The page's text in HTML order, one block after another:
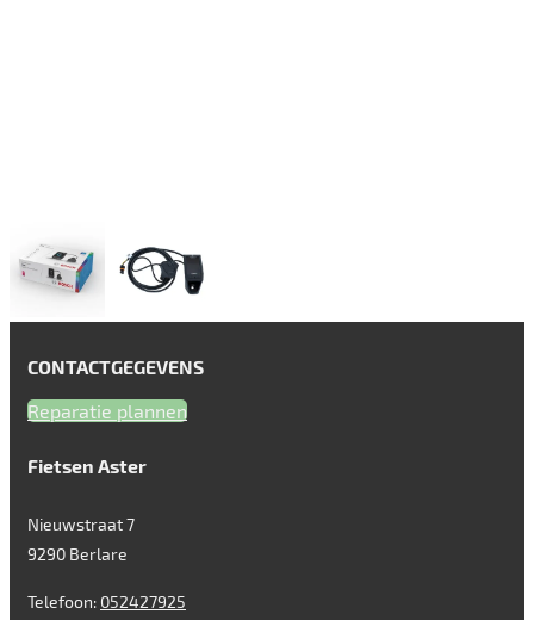
CONTACTGEGEVENS
Reparatie plannen
Fietsen Aster
Nieuwstraat 7
9290 Berlare
Telefoon: 052427925